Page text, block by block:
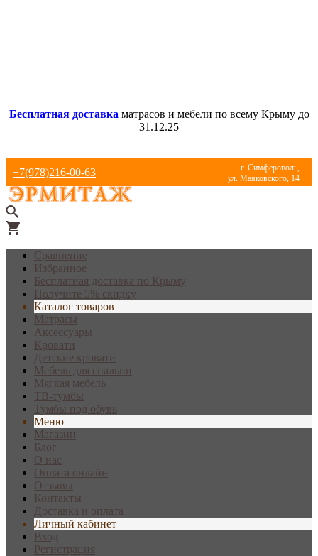
Бесплатная доставка матрасов и мебели по всему Крыму до
31.12.25
+7(978)216-00-63
г. Симферополь,
ул. Маяковского, 14
Сравнение
Избранное
Бесплатная доставка по Крыму
Получите 5% скидку
Каталог товаров
Матрасы
Аксессуары
Кровати
Детские кровати
Мебель для спальни
Мягкая мебель
ТВ-тумбы
Тумбы под обувь
Меню
Магазин
Блог
О нас
Оплата онлайн
Отзывы
Контакты
Доставка и оплата
Личный кабинет
Вход
Регистрация